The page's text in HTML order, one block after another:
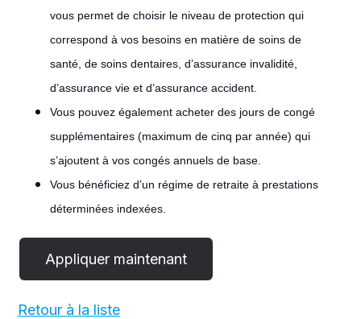
vous permet de choisir le niveau de protection qui
correspond à vos besoins en matière de soins de
santé, de soins dentaires, d’assurance invalidité,
d’assurance vie et d’assurance accident.
Vous pouvez également acheter des jours de congé
supplémentaires (maximum de cinq par année) qui
s’ajoutent à vos congés annuels de base.
Vous bénéficiez d’un régime de retraite à prestations
déterminées indexées.
Retour à la liste